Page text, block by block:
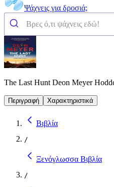
Ψάχνεις για δροσιά;
The Last Hunt Deon Meyer
Περιγραφή Χαρακτηριστικά
Βιβλία
/
Ξενόγλωσσα Βιβλία
/